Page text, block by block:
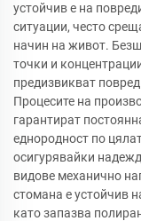
устойчив е на
ситуации, често
начин на живот.
точки и
предизвикват
Процесите на
гарантират
еднородност по
осигурявайки
видове механично
стомана е устойчив
като запазва